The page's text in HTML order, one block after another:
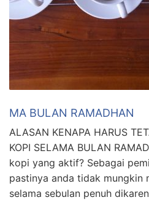
MA BULAN RAMADHAN
ALASAN KENAPA HARUS
KOPI SELAMA BULAN
kopi yang aktif? Sebagai
pastinya anda tidak mungkin
selama sebulan penuh